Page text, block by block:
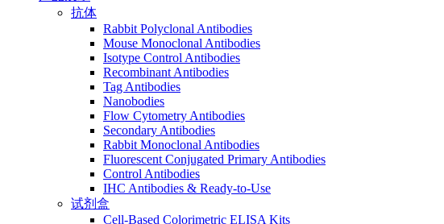
抗体
Rabbit Polyclonal Antibodies
Mouse Monoclonal Antibodies
Isotype Control Antibodies
Recombinant Antibodies
Tag Antibodies
Nanobodies
Flow Cytometry Antibodies
Secondary Antibodies
Rabbit Monoclonal Antibodies
Fluorescent Conjugated Primary Antibodies
Control Antibodies
IHC Antibodies & Ready-to-Use
试剂盒
Cell-Based Colorimetric ELISA Kits